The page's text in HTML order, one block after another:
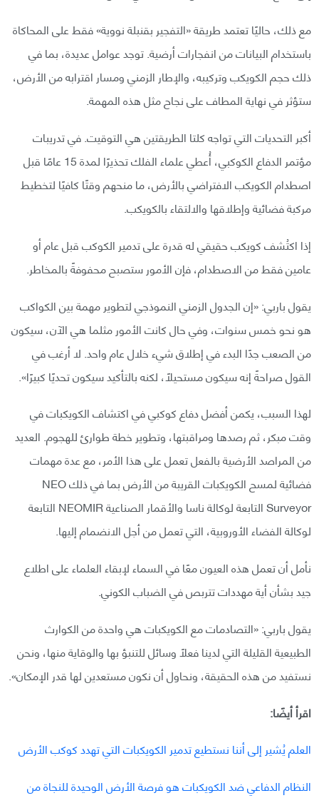
مع ذلك، حاليًا تعتمد طريقة «التفجير بقنبلة نووية» فقط على المحاكاة
باستخدام البيانات من انفجارات أرضية. توجد عوامل عديدة، بما في
ذلك حجم الكويكب وتركيبه، والإطار الزمني ومسار اقترابه من الأرض،
ستؤثر في نهاية المطاف على نجاح مثل هذه المهمة.
أكبر التحديات التي تواجه كلتا الطريقتين هي التوقيت. في تدريبات
مؤتمر الدفاع الكوكبي، أُعطي علماء الفلك تحذيرًا لمدة 15 عامًا قبل
اصطدام الكويكب الافتراضي بالأرض، ما منحهم وقتًا كافيًا لتخطيط
مركبة فضائية وإطلاقها والالتقاء بالكويكب.
إذا اكتُشف كويكب حقيقي له قدرة على تدمير الكوكب قبل عام أو
عامين فقط من الاصطدام، فإن الأمور ستصبح محفوفةً بالمخاطر.
يقول باربي: «إن الجدول الزمني النموذجي لتطوير مهمة بين الكواكب
هو نحو خمس سنوات، وفي حال كانت الأمور مثلما هي الآن، سيكون
من الصعب جدًا البدء في إطلاق شيء خلال عام واحد. لا أرغب في
القول صراحةً إنه سيكون مستحيلاً، لكنه بالتأكيد سيكون تحديًا كبيرًا».
لهذا السبب، يكمن أفضل دفاع كوكبي في اكتشاف الكويكبات في
وقت مبكر، ثم رصدها ومراقبتها، وتطوير خطة طوارئ للهجوم. العديد
من المراصد الأرضية بالفعل تعمل على هذا الأمر، مع عدة مهمات
فضائية لمسح الكويكبات القريبة من الأرض بما في ذلك NEO
Surveyor التابعة لوكالة ناسا والأقمار الصناعية NEOMIR التابعة
لوكالة الفضاء الأوروبية، التي تعمل من أجل الانضمام إليها.
نأمل أن تعمل هذه العيون معًا في السماء لإبقاء العلماء على اطلاع
جيد بشأن أية مهددات تتربص في الضباب الكوني.
يقول باربي: «التصادمات مع الكويكبات هي واحدة من الكوارث
الطبيعية القليلة التي لدينا فعلاً وسائل للتنبؤ بها والوقاية منها، ونحن
نستفيد من هذه الحقيقة، ونحاول أن نكون مستعدين لها قدر الإمكان».
اقرأ أيضًا:
العلم يُشير إلى أننا نستطيع تدمير الكويكبات التي تهدد كوكب الأرض
النظام الدفاعي ضد الكويكبات هو فرصة الأرض الوحيدة للنجاة من